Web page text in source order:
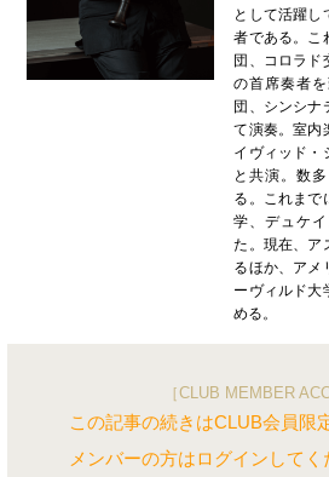
として活躍し
者である。こ
団、コロラド
の首席奏者
団、シンシナ
て演奏。室内
イヴィッド・
と共演。数
る。これまで
学、デュケ
た。現在、ア
るほか、アメ
ーヴィルド大
める。
［CLUB MEMBER
この記事の続きはCLUB会員限
メンバーの方はログインしてく